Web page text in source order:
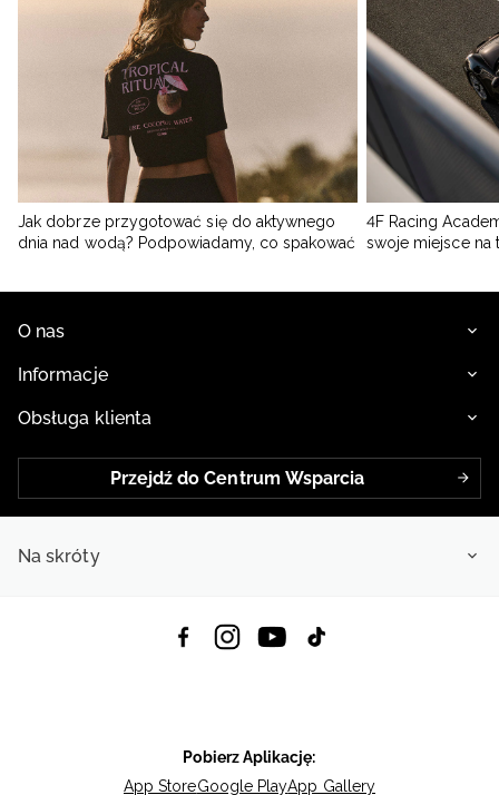
Jak dobrze przygotować się do aktywnego
dnia nad wodą? Podpowiadamy, co spakować
4F Racing
swoje miejsce na
O nas
Informacje
Obsługa klienta
Przejdź do Centrum Wsparcia
Na skróty
Pobierz Aplikację:
App StoreGoogle PlayApp Gallery